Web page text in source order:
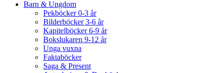
Barn & Ungdom
Pekböcker 0-3 år
Bilderböcker 3-6 år
Kapitelböcker 6-9 år
Bokslukaren 9-12 år
Unga vuxna
Faktaböcker
Saga & Present